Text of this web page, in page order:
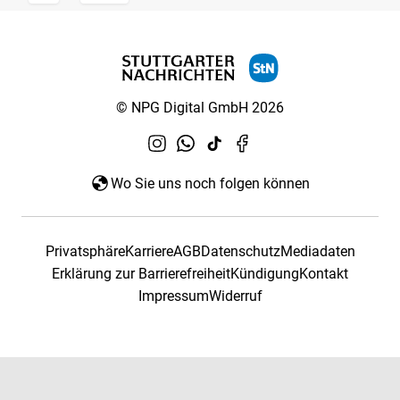
© NPG Digital GmbH 2026
Wo Sie uns noch folgen können
PrivatsphäreKarriereAGBDatenschutzMediadaten
Erklärung zur BarrierefreiheitKündigungKontakt
ImpressumWiderruf